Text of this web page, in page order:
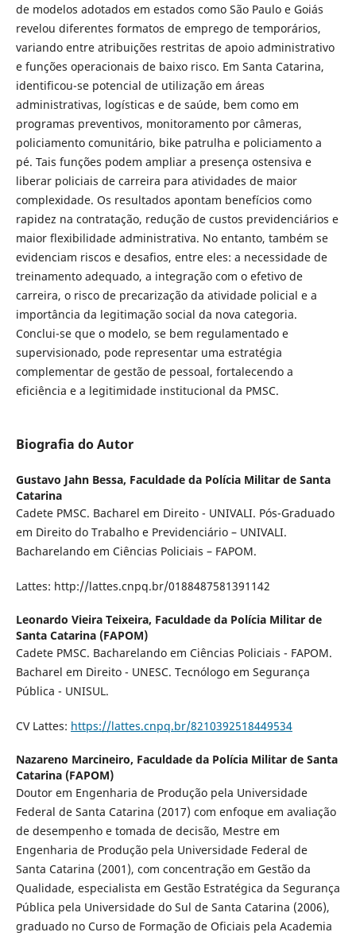
de modelos adotados em estados como São Paulo e Goiás
revelou diferentes formatos de emprego de temporários,
variando entre atribuições restritas de apoio administrativo
e funções operacionais de baixo risco. Em Santa Catarina,
identificou-se potencial de utilização em áreas
administrativas, logísticas e de saúde, bem como em
programas preventivos, monitoramento por câmeras,
policiamento comunitário, bike patrulha e policiamento a
pé. Tais funções podem ampliar a presença ostensiva e
liberar policiais de carreira para atividades de maior
complexidade. Os resultados apontam benefícios como
rapidez na contratação, redução de custos previdenciários e
maior flexibilidade administrativa. No entanto, também se
evidenciam riscos e desafios, entre eles: a necessidade de
treinamento adequado, a integração com o efetivo de
carreira, o risco de precarização da atividade policial e a
importância da legitimação social da nova categoria.
Conclui-se que o modelo, se bem regulamentado e
supervisionado, pode representar uma estratégia
complementar de gestão de pessoal, fortalecendo a
eficiência e a legitimidade institucional da PMSC.
Biografia do Autor
Gustavo Jahn Bessa, Faculdade da Polícia Militar de Santa
Catarina
Cadete PMSC. Bacharel em Direito - UNIVALI. Pós-Graduado
em Direito do Trabalho e Previdenciário – UNIVALI.
Bacharelando em Ciências Policiais – FAPOM.
Lattes: http://lattes.cnpq.br/0188487581391142
Leonardo Vieira Teixeira, Faculdade da Polícia Militar de
Santa Catarina (FAPOM)
Cadete PMSC. Bacharelando em Ciências Policiais - FAPOM.
Bacharel em Direito - UNESC. Tecnólogo em Segurança
Pública - UNISUL.
CV Lattes: https://lattes.cnpq.br/8210392518449534
Nazareno Marcineiro, Faculdade da Polícia Militar de Santa
Catarina (FAPOM)
Doutor em Engenharia de Produção pela Universidade
Federal de Santa Catarina (2017) com enfoque em avaliação
de desempenho e tomada de decisão, Mestre em
Engenharia de Produção pela Universidade Federal de
Santa Catarina (2001), com concentração em Gestão da
Qualidade, especialista em Gestão Estratégica da Segurança
Pública pela Universidade do Sul de Santa Catarina (2006),
graduado no Curso de Formação de Oficiais pela Academia